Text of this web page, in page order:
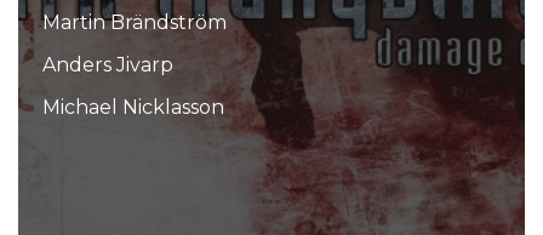
Martin Brändström
Anders Jivarp
Michael Nicklasson
...